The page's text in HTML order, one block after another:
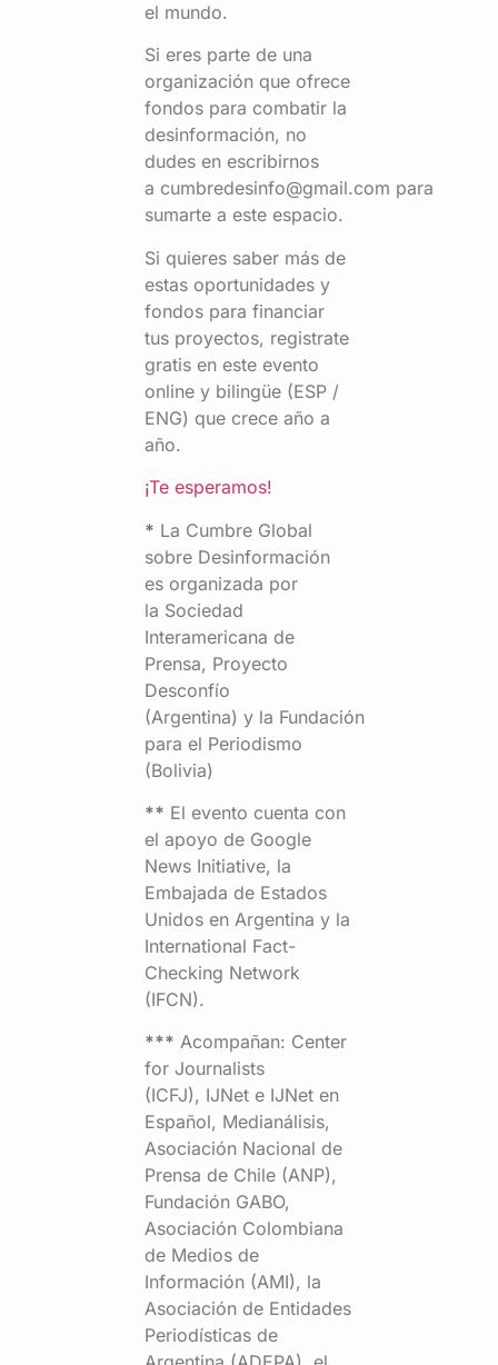
el mundo.
Si eres parte de una
organización que ofrece
fondos para combatir la
desinformación, no
dudes en escribirnos
a cumbredesinfo@gmail.com para
sumarte a este espacio.
Si quieres saber más de
estas oportunidades y
fondos para financiar
tus proyectos, registrate
gratis en este evento
online y bilingüe (ESP /
ENG) que crece año a
año.
¡Te esperamos!
* La Cumbre Global
sobre Desinformación
es organizada por
la Sociedad
Interamericana de
Prensa, Proyecto
Desconfío
(Argentina) y la Fundación
para el Periodismo
(Bolivia)
** El evento cuenta con
el apoyo de Google
News Initiative, la
Embajada de Estados
Unidos en Argentina y la
International Fact-
Checking Network
(IFCN).
*** Acompañan: Center
for Journalists
(ICFJ), IJNet e IJNet en
Español, Medianálisis,
Asociación Nacional de
Prensa de Chile (ANP),
Fundación GABO,
Asociación Colombiana
de Medios de
Información (AMI), la
Asociación de Entidades
Periodísticas de